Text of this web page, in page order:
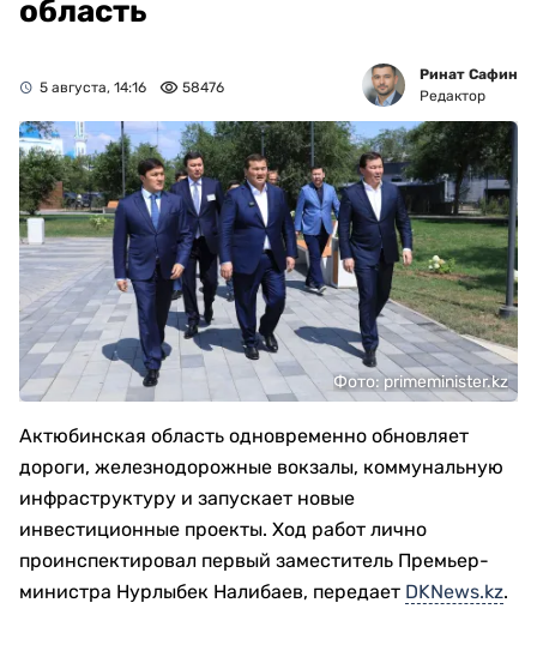
область
5 августа, 14:16 58476
Ринат Сафин
Редактор
Фото: primeminister.kz
Актюбинская область одновременно обновляет
дороги, железнодорожные вокзалы, коммунальную
инфраструктуру и запускает новые
инвестиционные проекты. Ход работ лично
проинспектировал первый заместитель Премьер-
министра Нурлыбек Налибаев, передает DKNews.kz.